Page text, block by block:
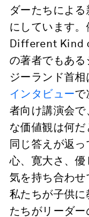
ダーたちによ
にしています
Different Kind
の著者でもあ
ジーランド首相
インタビューで
者向け講演会
な価値観は何
同じ答えが返
心、寛大さ、
気を持ち合わせ
私たちが子供
たちがリーダ